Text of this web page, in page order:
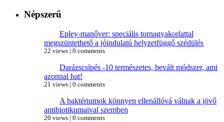
Népszerű
Epley-manőver: speciális tornagyakorlattal
megszüntethető a jóindulatú helyzetfüggő szédülés
22 views | 0 comments
Darázscsípés -10 természetes, bevált módszer, ami
azonnal hat!
21 views | 0 comments
A baktériumok könnyen ellenállóvá válnak a jövő
antibiotikumaival szemben
20 views | 0 comments